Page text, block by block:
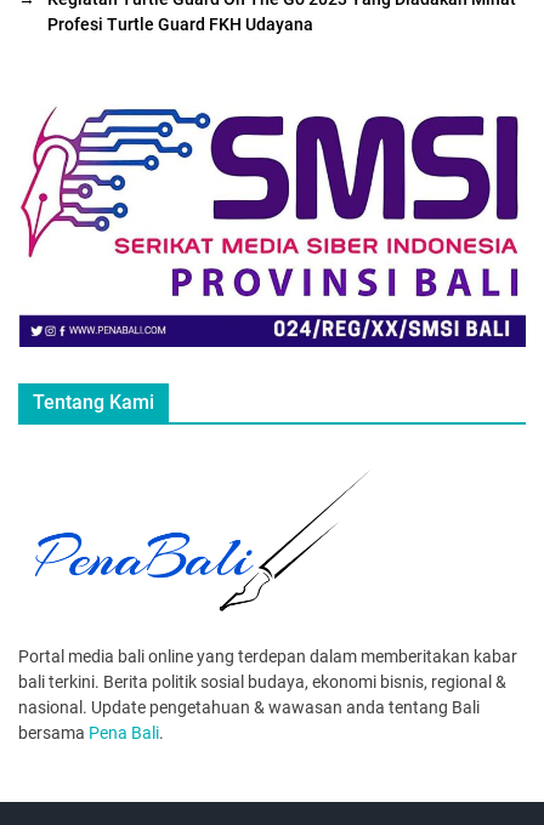
Profesi Turtle Guard FKH Udayana
Tentang Kami
Portal media bali online yang terdepan dalam memberitakan kabar
bali terkini. Berita politik sosial budaya, ekonomi bisnis, regional &
nasional. Update pengetahuan & wawasan anda tentang Bali
bersama Pena Bali.